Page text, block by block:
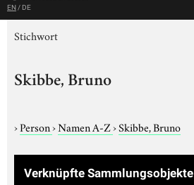
EN / DE
Stichwort
Skibbe, Bruno
›Person›Namen A-Z›Skibbe, Bruno
Verknüpfte Sammlungsobjekte